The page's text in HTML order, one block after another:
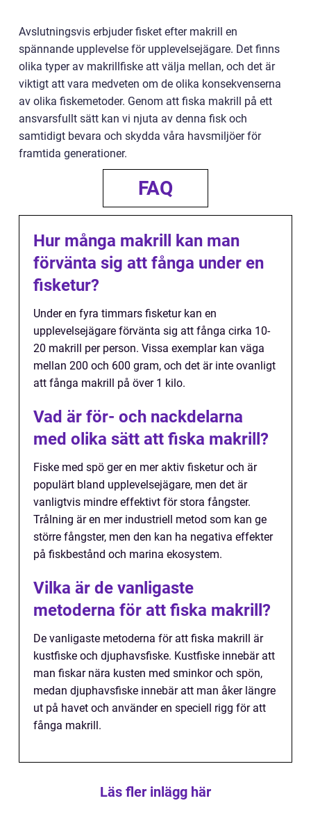
Avslutningsvis erbjuder fisket efter makrill en
spännande upplevelse för upplevelsejägare. Det finns
olika typer av makrillfiske att välja mellan, och det är
viktigt att vara medveten om de olika konsekvenserna
av olika fiskemetoder. Genom att fiska makrill på ett
ansvarsfullt sätt kan vi njuta av denna fisk och
samtidigt bevara och skydda våra havsmiljöer för
framtida generationer.
FAQ
Hur många makrill kan man
förvänta sig att fånga under en
fisketur?
Under en fyra timmars fisketur kan en
upplevelsejägare förvänta sig att fånga cirka 10-
20 makrill per person. Vissa exemplar kan väga
mellan 200 och 600 gram, och det är inte ovanligt
att fånga makrill på över 1 kilo.
Vad är för- och nackdelarna
med olika sätt att fiska makrill?
Fiske med spö ger en mer aktiv fisketur och är
populärt bland upplevelsejägare, men det är
vanligtvis mindre effektivt för stora fångster.
Trålning är en mer industriell metod som kan ge
större fångster, men den kan ha negativa effekter
på fiskbestånd och marina ekosystem.
Vilka är de vanligaste
metoderna för att fiska makrill?
De vanligaste metoderna för att fiska makrill är
kustfiske och djuphavsfiske. Kustfiske innebär att
man fiskar nära kusten med sminkor och spön,
medan djuphavsfiske innebär att man åker längre
ut på havet och använder en speciell rigg för att
fånga makrill.
Läs fler inlägg här